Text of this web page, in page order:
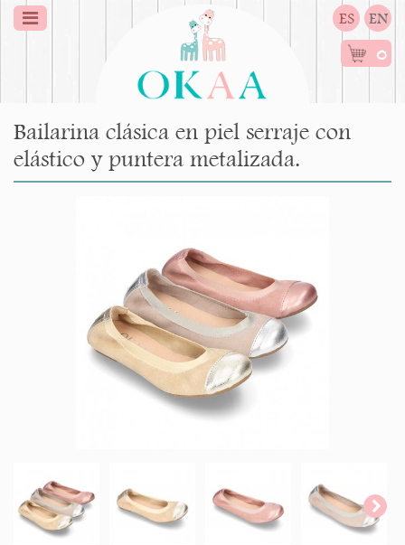
ES EN
0
Bailarina clásica en piel serraje con
elástico y puntera metalizada.